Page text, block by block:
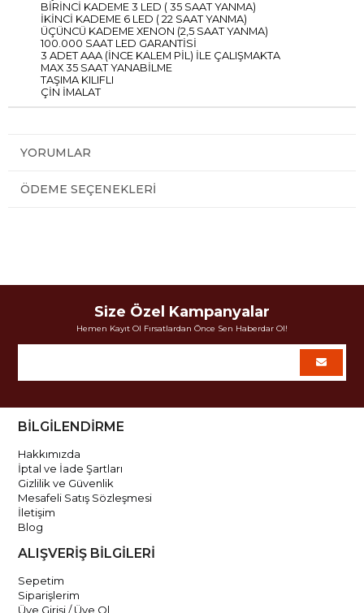
BİRİNCİ KADEME 3 LED ( 35 SAAT YANMA)
İKİNCİ KADEME 6 LED ( 22 SAAT YANMA)
ÜÇÜNCÜ KADEME XENON (2,5 SAAT YANMA)
100.000 SAAT LED GARANTİSİ
3 ADET AAA (İNCE KALEM PİL) İLE ÇALIŞMAKTA
MAX 35 SAAT YANABİLME
TAŞIMA KILIFLI
ÇİN İMALAT
YORUMLAR
ÖDEME SEÇENEKLERI
Size Özel Kampanyalar
Hemen Kayıt Ol Fırsatlardan Önce Sen Haberdar Ol!
BİLGİLENDİRME
Hakkımızda
İptal ve İade Şartları
Gizlilik ve Güvenlik
Mesafeli Satış Sözleşmesi
İletişim
Blog
ALIŞVERİŞ BİLGİLERİ
Sepetim
Siparişlerim
Üye Girişi / Üye Ol